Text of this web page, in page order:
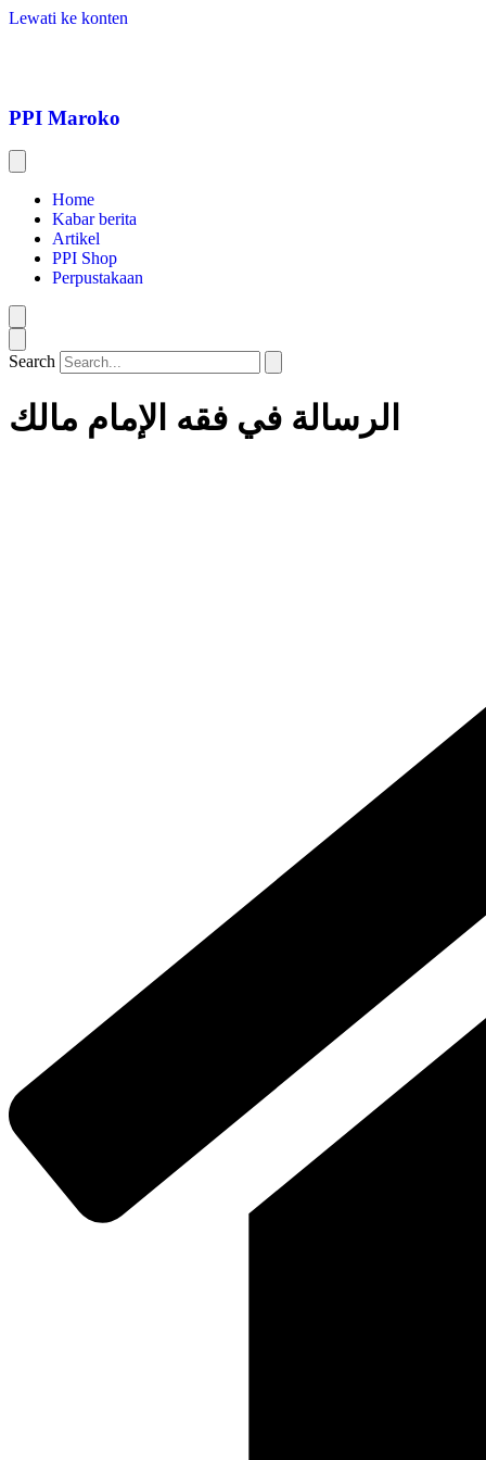
Lewati ke konten
PPI Maroko
Home
Kabar berita
Artikel
PPI Shop
Perpustakaan
Search
الرسالة في فقه الإمام مالك